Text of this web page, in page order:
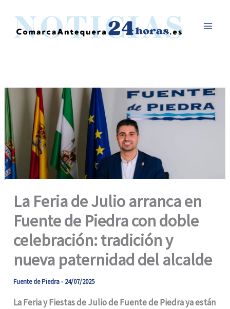
contenido
La Feria de Julio arranca en
Fuente de Piedra con doble
celebración: tradición y
nueva paternidad del alcalde
Fuente de Piedra- 24/07/2025
La Feria y Fiestas de Julio de Fuente de Piedra ya están